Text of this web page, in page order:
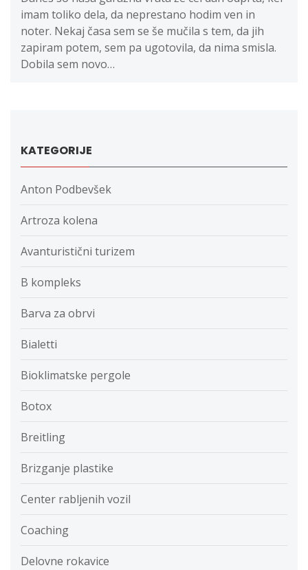
imam toliko dela, da neprestano hodim ven in
noter. Nekaj časa sem se še mučila s tem, da jih
zapiram potem, sem pa ugotovila, da nima smisla.
Dobila sem novo…
KATEGORIJE
Anton Podbevšek
Artroza kolena
Avanturistični turizem
B kompleks
Barva za obrvi
Bialetti
Bioklimatske pergole
Botox
Breitling
Brizganje plastike
Center rabljenih vozil
Coaching
Delovne rokavice